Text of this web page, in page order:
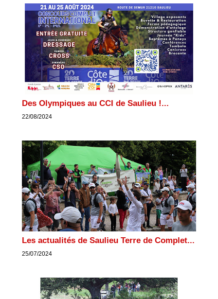
Des Olympiques au CCI de Saulieu !...
22/08/2024
Les actualités de Saulieu Terre de Complet...
25/07/2024